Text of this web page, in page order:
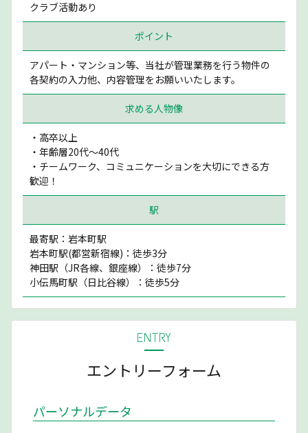
クラブ活動あり
ポイント
アパート・マンション等、当社が管理業務を行う物件の
各契約の入力他、内容管理をお願いいたします。
求める人物像
・高卒以上
・年齢層20代〜40代
・チームワーク、コミュニケーションを大切にできる方
歓迎！
駅
最寄駅：岩本町駅
岩本町駅(都営新宿線)：徒歩3分
神田駅（JR各線、銀座線）：徒歩7分
小伝馬町駅（日比谷線）：徒歩5分
ENTRY
エントリーフォーム
パーソナルデータ